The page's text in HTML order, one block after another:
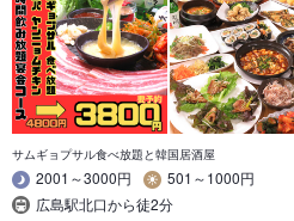
サムギョプサル食べ放題と韓国居酒屋
2001～3000円
501～1000円
広島駅北口から徒2分